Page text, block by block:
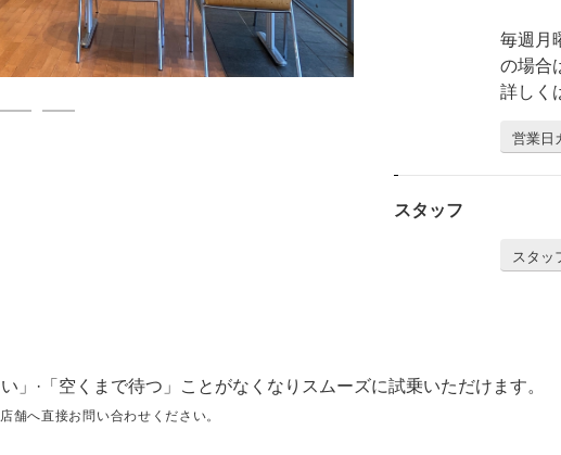
毎週月
の場合
詳しく
営業日
スタッフ
スタッ
」·「空くまで待つ」ことがなくなりスムーズに試乗いただけます。
舗へ直接お問い合わせください。